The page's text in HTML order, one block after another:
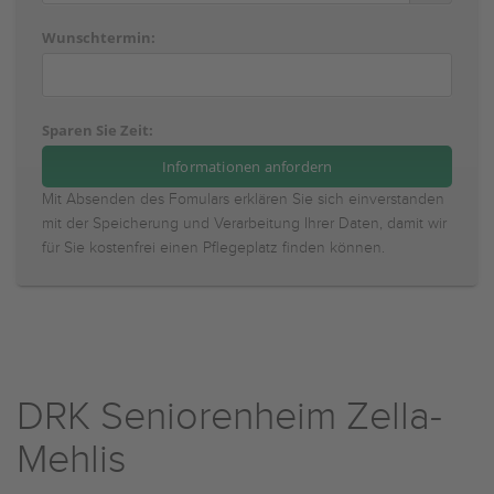
Wunschtermin:
Sparen Sie Zeit:
Mit Absenden des Fomulars erklären Sie sich einverstanden
mit der Speicherung und Verarbeitung Ihrer Daten, damit wir
für Sie kostenfrei einen Pflegeplatz finden können.
DRK Seniorenheim Zella-
Mehlis